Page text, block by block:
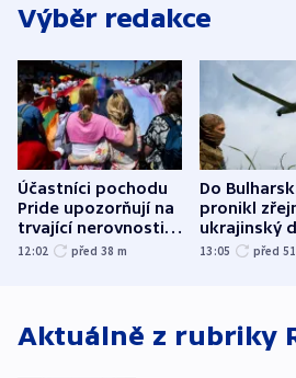
Výběr redakce
Účastníci pochodu
Pride upozorňují na
trvající nerovnosti i
společenskou
12:02 před 38 m
Do
pronikl
ukrajinský
explodoval
13:05 před 51
Aktuálně z rubriky